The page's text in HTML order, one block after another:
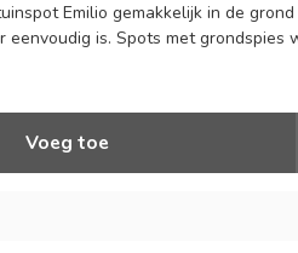
Emilio gemakkelijk in de
eenvoudig is. Spots met grondspies
Voeg toe